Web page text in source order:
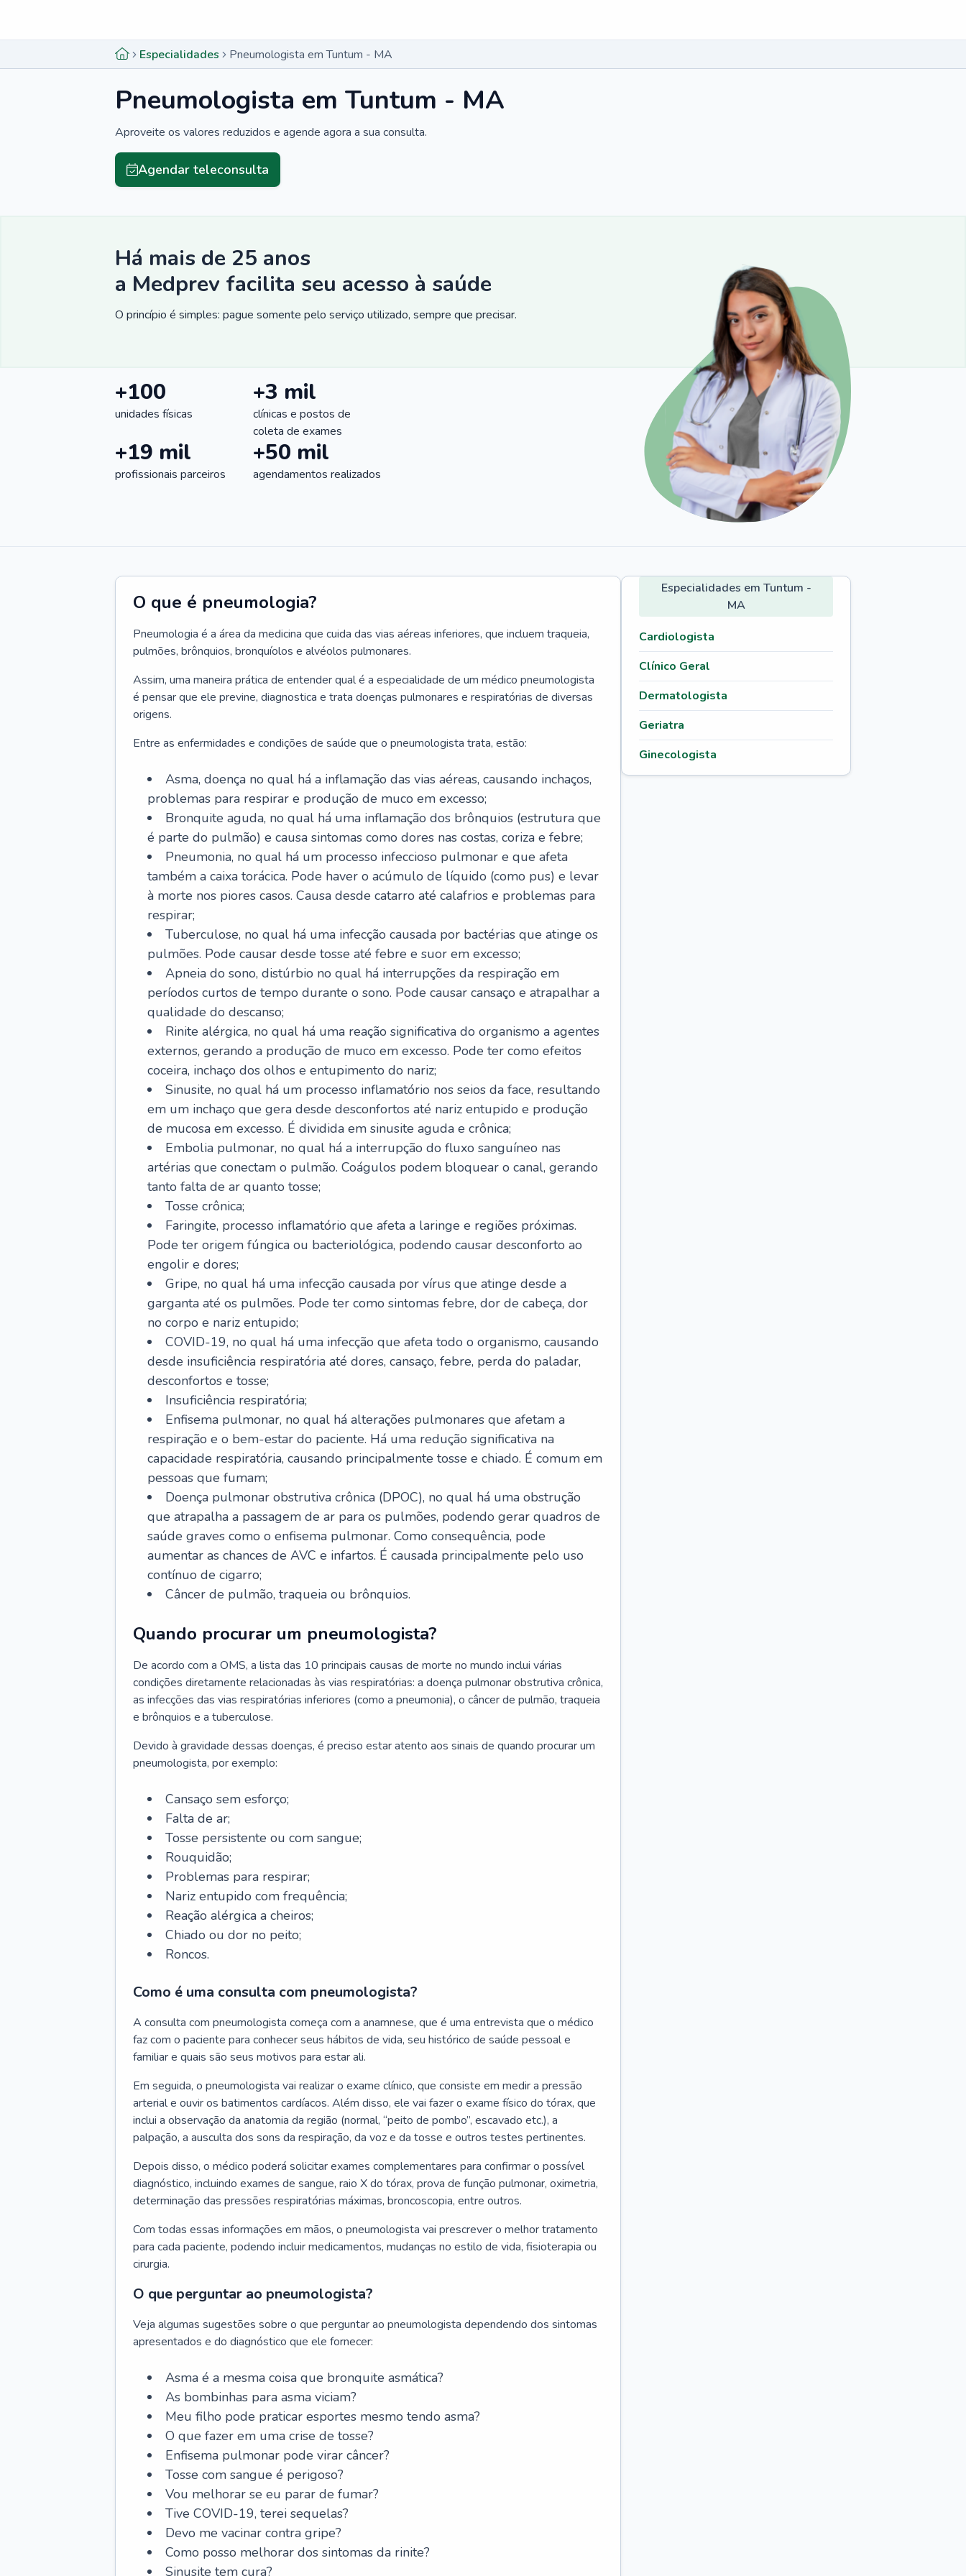
Especialidades Pneumologista em Tuntum - MA
Pneumologista em Tuntum - MA
Aproveite os valores reduzidos e agende agora a sua consulta.
Agendar teleconsulta
Há mais de 25 anos
a Medprev facilita seu acesso à saúde
O princípio é simples: pague somente pelo serviço utilizado, sempre que precisar.
+100
unidades físicas
+3 mil
clínicas e postos de
coleta de exames
+19 mil
profissionais parceiros
+50 mil
agendamentos realizados
O que é pneumologia?
Pneumologia é a área da medicina que cuida das vias aéreas inferiores, que incluem traqueia,
pulmões, brônquios, bronquíolos e alvéolos pulmonares.
Assim, uma maneira prática de entender qual é a especialidade de um médico pneumologista
é pensar que ele previne, diagnostica e trata doenças pulmonares e respiratórias de diversas
origens.
Entre as enfermidades e condições de saúde que o pneumologista trata, estão:
Asma, doença no qual há a inflamação das vias aéreas, causando inchaços,
problemas para respirar e produção de muco em excesso;
Bronquite aguda, no qual há uma inflamação dos brônquios (estrutura que
é parte do pulmão) e causa sintomas como dores nas costas, coriza e febre;
Pneumonia, no qual há um processo infeccioso pulmonar e que afeta
também a caixa torácica. Pode haver o acúmulo de líquido (como pus) e levar
à morte nos piores casos. Causa desde catarro até calafrios e problemas para
respirar;
Tuberculose, no qual há uma infecção causada por bactérias que atinge os
pulmões. Pode causar desde tosse até febre e suor em excesso;
Apneia do sono, distúrbio no qual há interrupções da respiração em
períodos curtos de tempo durante o sono. Pode causar cansaço e atrapalhar a
qualidade do descanso;
Rinite alérgica, no qual há uma reação significativa do organismo a agentes
externos, gerando a produção de muco em excesso. Pode ter como efeitos
coceira, inchaço dos olhos e entupimento do nariz;
Sinusite, no qual há um processo inflamatório nos seios da face, resultando
em um inchaço que gera desde desconfortos até nariz entupido e produção
de mucosa em excesso. É dividida em sinusite aguda e crônica;
Embolia pulmonar, no qual há a interrupção do fluxo sanguíneo nas
artérias que conectam o pulmão. Coágulos podem bloquear o canal, gerando
tanto falta de ar quanto tosse;
Tosse crônica;
Faringite, processo inflamatório que afeta a laringe e regiões próximas.
Pode ter origem fúngica ou bacteriológica, podendo causar desconforto ao
engolir e dores;
Gripe, no qual há uma infecção causada por vírus que atinge desde a
garganta até os pulmões. Pode ter como sintomas febre, dor de cabeça, dor
no corpo e nariz entupido;
COVID-19, no qual há uma infecção que afeta todo o organismo, causando
desde insuficiência respiratória até dores, cansaço, febre, perda do paladar,
desconfortos e tosse;
Insuficiência respiratória;
Enfisema pulmonar, no qual há alterações pulmonares que afetam a
respiração e o bem-estar do paciente. Há uma redução significativa na
capacidade respiratória, causando principalmente tosse e chiado. É comum em
pessoas que fumam;
Doença pulmonar obstrutiva crônica (DPOC), no qual há uma obstrução
que atrapalha a passagem de ar para os pulmões, podendo gerar quadros de
saúde graves como o enfisema pulmonar. Como consequência, pode
aumentar as chances de AVC e infartos. É causada principalmente pelo uso
contínuo de cigarro;
Câncer de pulmão, traqueia ou brônquios.
Quando procurar um pneumologista?
De acordo com a OMS, a lista das 10 principais causas de morte no mundo inclui várias
condições diretamente relacionadas às vias respiratórias: a doença pulmonar obstrutiva crônica,
as infecções das vias respiratórias inferiores (como a pneumonia), o câncer de pulmão, traqueia
e brônquios e a tuberculose.
Devido à gravidade dessas doenças, é preciso estar atento aos sinais de quando procurar um
pneumologista, por exemplo:
Cansaço sem esforço;
Falta de ar;
Tosse persistente ou com sangue;
Rouquidão;
Problemas para respirar;
Nariz entupido com frequência;
Reação alérgica a cheiros;
Chiado ou dor no peito;
Roncos.
Como é uma consulta com pneumologista?
A consulta com pneumologista começa com a anamnese, que é uma entrevista que o médico
faz com o paciente para conhecer seus hábitos de vida, seu histórico de saúde pessoal e
familiar e quais são seus motivos para estar ali.
Em seguida, o pneumologista vai realizar o exame clínico, que consiste em medir a pressão
arterial e ouvir os batimentos cardíacos. Além disso, ele vai fazer o exame físico do tórax, que
inclui a observação da anatomia da região (normal, “peito de pombo”, escavado etc.), a
palpação, a ausculta dos sons da respiração, da voz e da tosse e outros testes pertinentes.
Depois disso, o médico poderá solicitar exames complementares para confirmar o possível
diagnóstico, incluindo exames de sangue, raio X do tórax, prova de função pulmonar, oximetria,
determinação das pressões respiratórias máximas, broncoscopia, entre outros.
Com todas essas informações em mãos, o pneumologista vai prescrever o melhor tratamento
para cada paciente, podendo incluir medicamentos, mudanças no estilo de vida, fisioterapia ou
cirurgia.
O que perguntar ao pneumologista?
Veja algumas sugestões sobre o que perguntar ao pneumologista dependendo dos sintomas
apresentados e do diagnóstico que ele fornecer:
Asma é a mesma coisa que bronquite asmática?
As bombinhas para asma viciam?
Meu filho pode praticar esportes mesmo tendo asma?
O que fazer em uma crise de tosse?
Enfisema pulmonar pode virar câncer?
Tosse com sangue é perigoso?
Vou melhorar se eu parar de fumar?
Tive COVID-19, terei sequelas?
Devo me vacinar contra gripe?
Como posso melhorar dos sintomas da rinite?
Sinusite tem cura?
Especialidades em Tuntum -
MA
Cardiologista
Clínico Geral
Dermatologista
Geriatra
Ginecologista